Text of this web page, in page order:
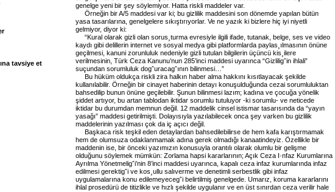
tavsiye et
genelge yeni bir şey söylemiyor. Hatta riskli maddeler var.
Örneğin bir A/5 maddesi var ki; bu gizlilik maddesini son dönemde yapılan bütün
yasa tasarılarına, genelgelere sıkıştırıyorlar. Ve ne yazık ki bizlere hiç iyi niyetli
gelmiyor, diyor ki:
“Kural olarak gizli olan sorus¸turma evresiyle ilgili ifade, tutanak, belge, ses ve video
kaydı gibi delillerin internet ve sosyal medya gibi platformlarda paylas¸ılmasının önüne
geçilmesi, kanuni zorunluluk nedeniyle gizli tutulan bilgilerin üçüncü kis¸ilere
verilmesinin, Türk Ceza Kanunu’nun 285’inci maddesi uyarınca “Gizliligˆin ihlali”
suçundan sorumluluk dogˆuracagˆının bilinmesi…”
Bu hüküm oldukça riskli zira halkın haber alma hakkını kısıtlayacak şekilde
kullanılabilir. Örneğin bir cinayet haberinin detayı konuşulduğunda cezai sorumluluktan
bahsedilip bunun önüne geçilebilir. Şunun bilinmesi lazım; kadına ve çocuğa yönelik
şiddet artıyor, bu artan tablodan iktidar sorumlu tutuluyor -ki sorumlu- ve neticede
iktidar bu durumdan memnun değil. 12 maddelik cinsel istismar tasarısında da “yayın
yasağı” maddesi getirilmişti. Dolayısıyla yazılabilecek onca şey varken bu gizlilik
maddelerinin yazılması çok da iç açıcı değil.
Başkaca risk teşkil eden detaylardan bahsedilebilirse de hem kafa karıştırmamak
hem de olumsuza odaklanmamak adına gerek olmadığı kanaatindeyiz. Özellikle bir
maddenin ise, bir önceki yazımızın konusuyla orantılı olarak olumlu bir gelişme
olduğunu söylemek mümkün: Zorlama hapsi kararlarının; Açık Ceza I·nfaz Kurumlarına
Ayrılma Yönetmeligˆi’nin 8’inci maddesi uyarınca, kapalı ceza infaz kurumlarında infaz
edilmesi gerektigˆi ve kos¸ullu salıverme ve denetimli serbestlik gibi infaz
uygulamalarına konu edilemeyecegˆi belirtilmiş genelgede. Umarız, koruma kararlarını
ihlal prosedürü de titizlikle ve hızlı şekilde uygulanır ve en üst sınırdan ceza verilir hale